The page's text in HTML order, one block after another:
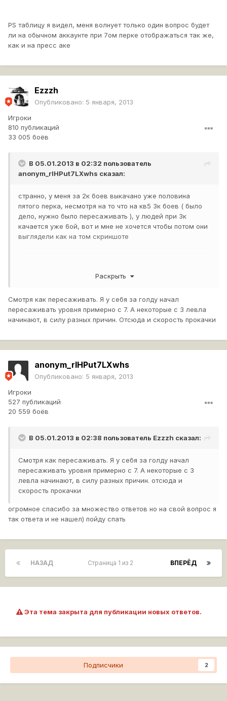
PS таблицу я видел, меня волнует только один вопрос будет
ли на обычном аккаунте при 7ом перке отображаться так же,
как и на пресс аке
Ezzzh
Опубликовано: 5 января, 2013
Игроки
810 публикаций
33 005 боёв
В 05.01.2013 в 02:32 пользователь
anonym_rlHPut7LXwhs сказал:
странно, у меня за 2к боев выкачано уже половина
пятого перка, несмотря на то что на кв5 3к боев ( было
дело, нужно было пересаживать ), у людей при 3к
качается уже 6ой, вот и мне не хочется чтобы потом они
выглядели как на том скриншоте
будет ли на обычном аккаунте при 7ом перке
Раскрыть
Смотря как пересаживать. Я у себя за голду начал
пересаживать уровня примерно с 7. А некоторые с 3 левла
начинают, в силу разных причин. Отсюда и скорость прокачки
anonym_rlHPut7LXwhs
Опубликовано: 5 января, 2013
Игроки
527 публикаций
20 559 боёв
В 05.01.2013 в 02:38 пользователь Ezzzh сказал:
Смотря как пересаживать. Я у себя за голду начал
пересаживать уровня примерно с 7. А некоторые с 3
левла начинают, в силу разных причин. отсюда и
скорость прокачки
огромное спасибо за множество ответов но на свой вопрос я
так ответа и не нашел) пойду спать
НАЗАД ВПЕРЁД
Страница 1 из 2
Эта тема закрыта для публикации новых ответов.
Подписчики 2